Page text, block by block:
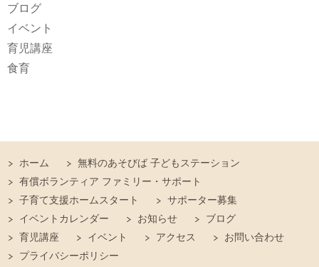
ブログ
イベント
育児講座
食育
ホーム
無料のあそびば 子どもステーション
有償ボランティア ファミリー・サポート
子育て支援ホームスタート
サポーター募集
イベントカレンダー
お知らせ
ブログ
育児講座
イベント アクセス
お問い合わせ
プライバシーポリシー